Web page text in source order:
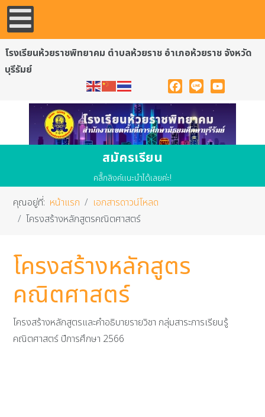
โรงเรียนห้วยราชพิทยาคม ตำบลห้วยราช อำเภอห้วยราช จังหวัด
บุรีรัมย์
Facebook
Line YouTube
สมัครเรียน
คลื๊กลิงค์แนะนำได้เลยค่ะ!
คุณอยู่ที่: หน้าแรก
เอกสารดาวน์โหลด
โครงสร้างหลักสูตรคณิตศาสตร์
โครงสร้างหลักสูตร
คณิตศาสตร์
โครงสร้างหลักสูตรและคำอธิบายรายวิชา กลุ่มสาระการเรียนรู้
คณิตศาสตร์ ปีการศึกษา 2566